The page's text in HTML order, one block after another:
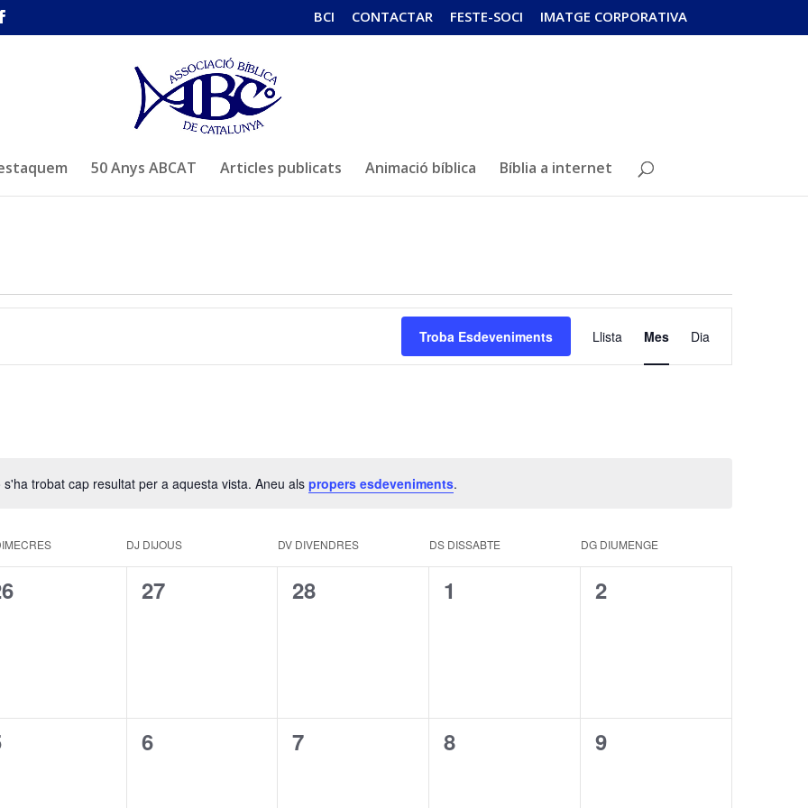
BCI CONTACTAR FESTE-SOCI IMATGE CORPORATIVA
50 Anys ABCAT Articles publicats Animació bíblica Bíblia a internet
Avís
s'ha trobat cap resultat per a aquesta vista. Aneu als propers esdeveniments.
Troba Esdeveniments
Navegació
de
Esdeveniment
Llista Mes Dia
DJ DIJOUS DV DIVENDRES DS DISSABTE DG DIUMENGE
0
27
0
28
0
1
0
2
0
6
0
7
0
8
0
9